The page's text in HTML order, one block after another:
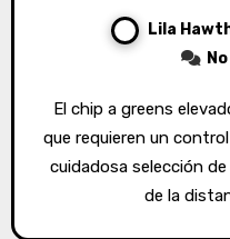
Lila
El chip a greens elevados presenta desafíos únicos
que requieren un
cuidadosa selección
de la